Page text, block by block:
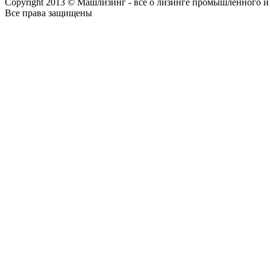
Copyright 2013 © Машлизинг - все о лизинге промышленного и
Все права защищены